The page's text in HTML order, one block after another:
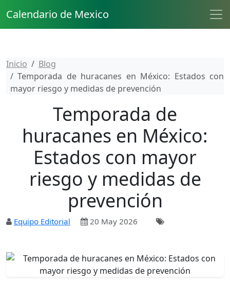
Calendario de Mexico
Inicio
Blog
Temporada de huracanes en México: Estados con
mayor riesgo y medidas de prevención
Temporada de
huracanes en México:
Estados con mayor
riesgo y medidas de
prevención
Equipo Editorial 20 May 2026